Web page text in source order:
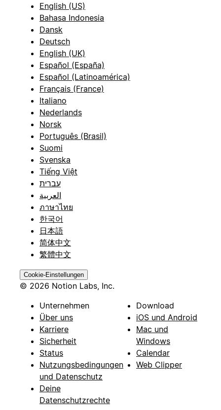
English (US)
Bahasa Indonesia
Dansk
Deutsch
English (UK)
Español (España)
Español (Latinoamérica)
Français (France)
Italiano
Nederlands
Norsk
Português (Brasil)
Suomi
Svenska
Tiếng Việt
עברית
العربية
ภาษาไทย
한국어
日本語
简体中文
繁體中文
Cookie-Einstellungen
© 2026 Notion Labs, Inc.
Unternehmen
Über uns
Karriere
Sicherheit
Status
Nutzungsbedingungen
und Datenschutz
Deine
Datenschutzrechte
Download
iOS und Android
Mac und
Windows
Calendar
Web Clipper